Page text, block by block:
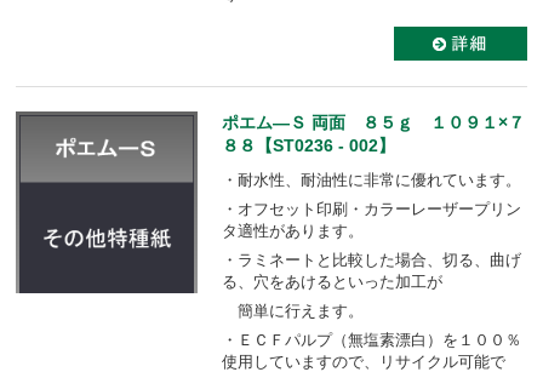
ポエム―Ｓ 両面 ８５ｇ １０９１×７
８８【ST0236 - 002】
・耐水性、耐油性に非常に優れています。
・オフセット印刷・カラーレーザープリン
タ適性があります。
・ラミネートと比較した場合、切る、曲げ
る、穴をあけるといった加工が
簡単に行えます。
・ＥＣＦパルプ（無塩素漂白）を１００％
使用していますので、リサイクル可能で